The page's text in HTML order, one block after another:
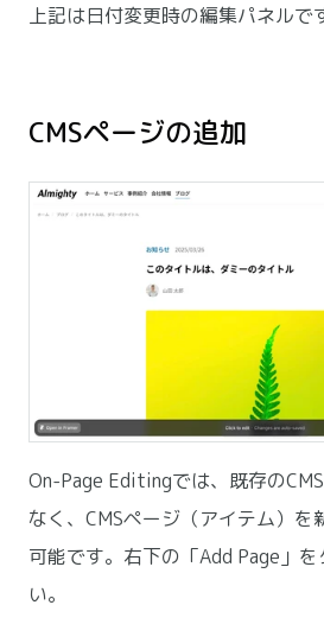
上記は日付変更時の編集パネルで
CMSページの追加
On-Page Editingでは、既存の
なく、CMSページ（アイテム）を
可能です。右下の「Add Page」
い。